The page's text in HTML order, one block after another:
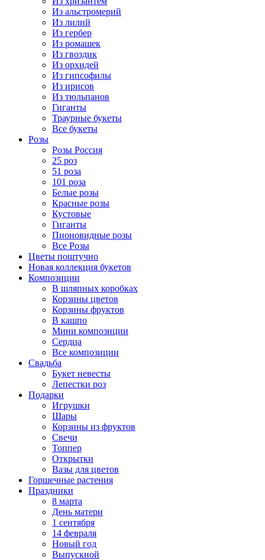
Из альстромерий
Из лилий
Из гербер
Из ромашек
Из гвоздик
Из орхидей
Из гипсофилы
Из ирисов
Из тюльпанов
Гиганты
Траурные букеты
Все букеты
Розы
Розы Россия
25 роз
51 роза
101 роза
Белые розы
Красные розы
Кустовые
Гиганты
Пионовидные розы
Все Розы
Цветы поштучно
Новая коллекция букетов
Композиции
В шляпных коробках
Корзины цветов
Корзины фруктов
В кашпо
Мини композиции
Сердца
Все композиции
Свадьба
Букет невесты
Лепестки роз
Подарки
Игрушки
Шары
Корзины из фруктов
Свечи
Топпер
Открытки
Вазы для цветов
Горшечные растения
Праздники
8 марта
День матери
1 сентября
14 февраля
Новый год
Выпускной